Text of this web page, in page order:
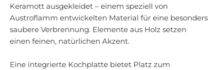
Keramott ausgekleidet – einem speziell von
Austroflamm entwickelten Material für eine besonders
saubere Verbrennung. Elemente aus Holz setzen
einen feinen, natürlichen Akzent.
Eine integrierte Kochplatte bietet Platz zum